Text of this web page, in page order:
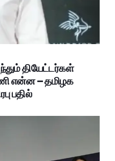
தியேட்டர்கள்
என்ன – தமிழக
பதில்